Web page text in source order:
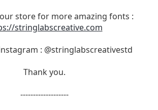
store for more amazing fonts :
stringlabscreative.com
: @stringlabscreativestd
Thank you.
-------------------